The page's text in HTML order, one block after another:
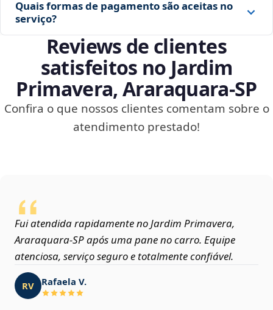
Quais formas de pagamento são aceitas no
serviço?
Reviews de clientes
satisfeitos no Jardim
Primavera, Araraquara‑SP
Confira o que nossos clientes comentam sobre o
atendimento prestado!
Fui atendida rapidamente no Jardim Primavera,
Araraquara‑SP após uma pane no carro. Equipe
atenciosa, serviço seguro e totalmente confiável.
RV Rafaela V.